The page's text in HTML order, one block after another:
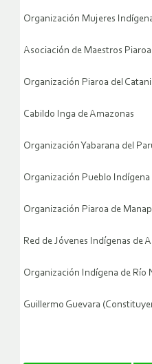
Organización Mujeres
Asociación de Maestros
Organización Piaroa del
Cabildo Inga de Amazonas
Organización Yabarana del
Organización Pueblo
Organización Piaroa de
Red de Jóvenes Indígenas de
Organización Indígena de Río
Guillermo Guevara